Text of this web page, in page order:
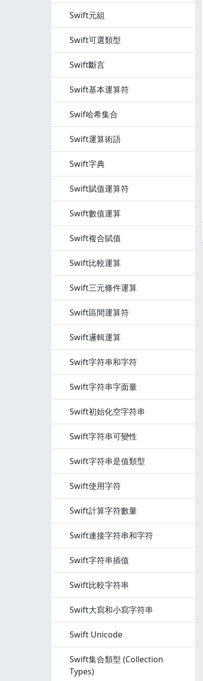
Swift元組
Swift可選類型
Swift斷言
Swift基本運算符
Swif哈希集合
Swift運算術語
Swift字典
Swift賦值運算符
Swift數值運算
Swift複合賦值
Swift比較運算
Swift三元條件運算
Swift區間運算符
Swift邏輯運算
Swift字符串和字符
Swift字符串字面量
Swift初始化空字符串
Swift字符串可變性
Swift字符串是值類型
Swift使用字符
Swift計算字符數量
Swift連接字符串和字符
Swift字符串插值
Swift比較字符串
Swift大寫和小寫字符串
Swift Unicode
Swift集合類型 (Collection
Types)